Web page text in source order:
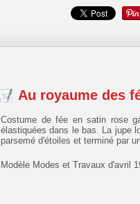
Au royaume des
Costume de fée en satin rose
élastiquées dans le bas. La jupe
parsemé d'étoiles et terminé par
Modèle Modes et Travaux d'avril